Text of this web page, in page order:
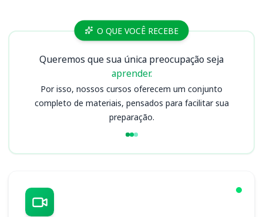
Cursos O QUE VOCÊ RECEBE
Queremos que sua única preocupação seja
aprender.
Por isso, nossos cursos oferecem um conjunto
completo de materiais, pensados para facilitar sua
preparação.